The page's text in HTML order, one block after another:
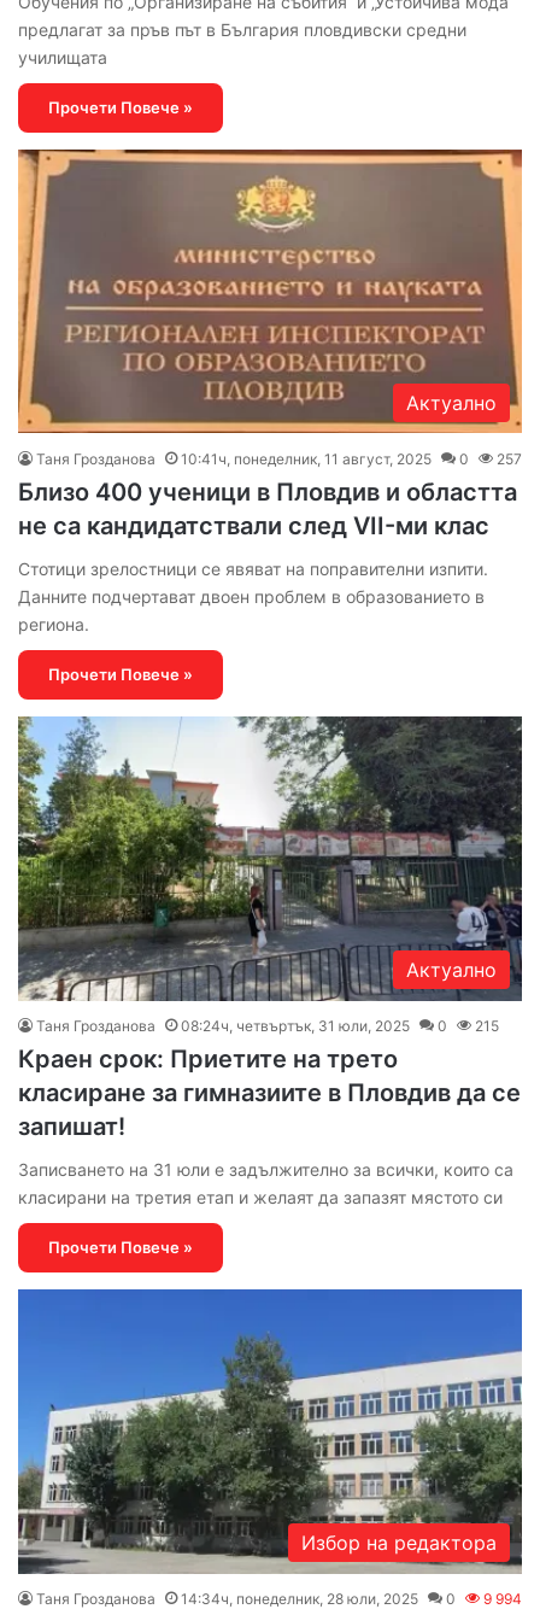
предлагат за пръв път в България пловдивски средни
училищата
Прочети Повече »
Актуално
Таня Грозданова 10:41ч, понеделник, 11 август, 2025 0 257
Близо 400 ученици в Пловдив и областта
не са кандидатствали след VII-ми клас
Стотици зрелостници се явяват на поправителни изпити.
Данните подчертават двоен проблем в образованието в
региона.
Прочети Повече »
Актуално
Таня Грозданова 08:24ч, четвъртък, 31 юли, 2025 0 215
Краен срок: Приетите на трето
класиране за гимназиите в Пловдив да се
запишат!
Записването на 31 юли е задължително за всички, които са
класирани на третия етап и желаят да запазят мястото си
Прочети Повече »
Избор на редактора
Таня Грозданова 14:34ч, понеделник, 28 юли, 2025 0 9 994